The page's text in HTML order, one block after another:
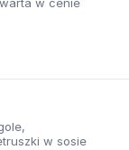
w sosie